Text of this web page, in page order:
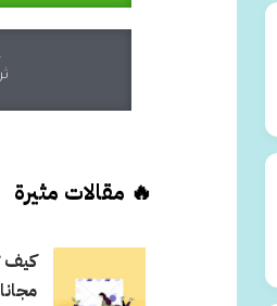
🔥 مقالات مثيرة
كيف